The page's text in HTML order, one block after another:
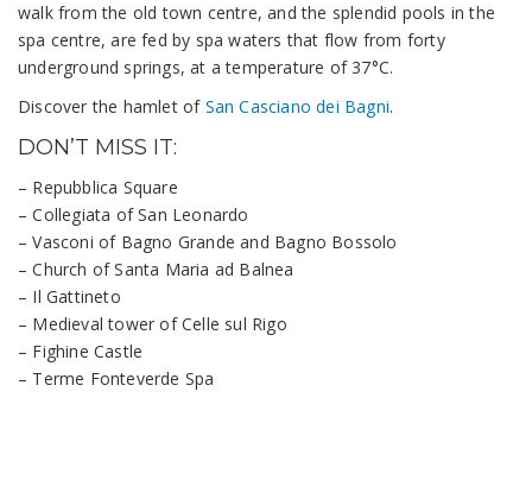
walk from the old town centre, and the splendid pools in the
spa centre, are fed by spa waters that flow from forty
underground springs, at a temperature of 37°C.
Discover the hamlet of San Casciano dei Bagni.
DON’T MISS IT:
– Repubblica Square
– Collegiata of San Leonardo
– Vasconi of Bagno Grande and Bagno Bossolo
– Church of Santa Maria ad Balnea
– Il Gattineto
– Medieval tower of Celle sul Rigo
– Fighine Castle
– Terme Fonteverde Spa